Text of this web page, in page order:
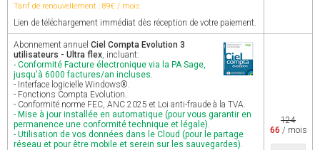
Tarif de renouvellement : 89€ / mois
Lien de téléchargement immédiat dès réception de votre paiement.
Abonnement annuel Ciel Compta Evolution 3
utilisateurs - Ultra flex, incluant:
- Conformité Facture électronique via la PA Sage,
jusqu'à 6000 factures/an incluses.
- Interface logicielle Windows®.
- Fonctions Compta Evolution.
- Conformité norme FEC, ANC 2025 et Loi anti-fraude à la TVA.
- Mise à jour installée en automatique (pour vous garantir en
permanence une conformité technique et légale).
- Utilisation de vos données dans le Cloud (pour le partage
réseau et pour être mobile et serein sur les sauvegardes).
124
66 / mois